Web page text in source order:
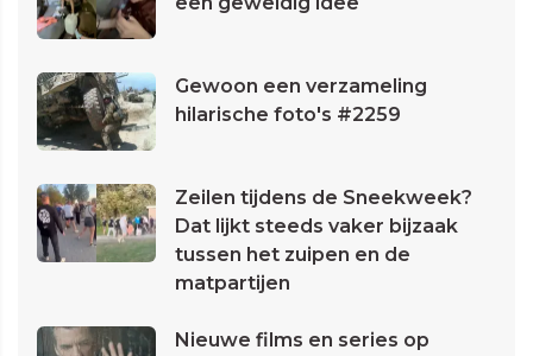
Gewoon een verzameling
hilarische foto's #2259
Zeilen tijdens de Sneekweek?
Dat lijkt steeds vaker bijzaak
tussen het zuipen en de
matpartijen
Nieuwe films en series op